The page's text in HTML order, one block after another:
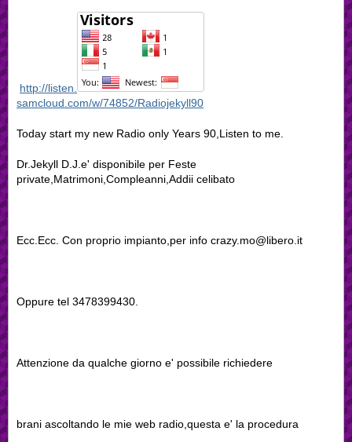
http://listen.
samcloud.com/w/74852/Radiojekyll90
Today start my new Radio only Years 90,Listen to me.
Dr.Jekyll D.J.e' disponibile per Feste
private,Matrimoni,Compleanni,Addii celibato
Ecc.Ecc. Con proprio impianto,per info crazy.mo@libero.it
Oppure tel 3478399430.
Attenzione da qualche giorno e' possibile richiedere
brani ascoltando le mie web radio,questa e' la procedura